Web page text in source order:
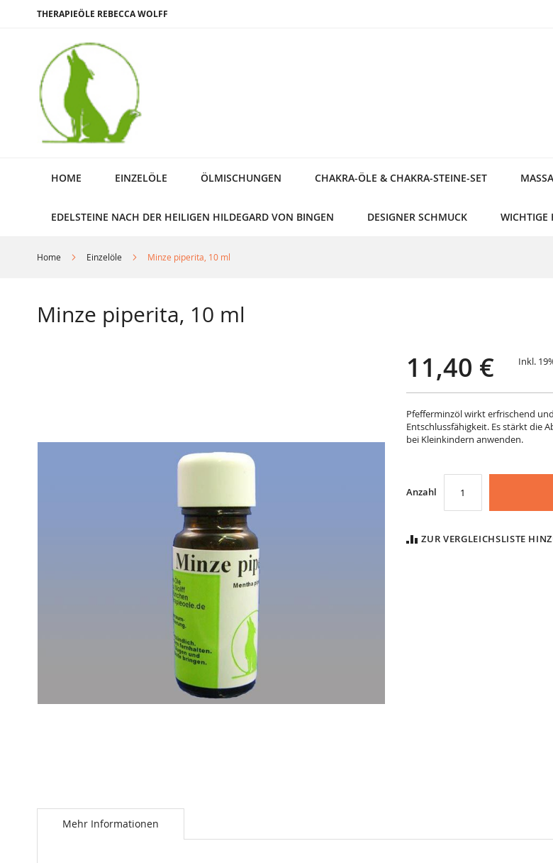
THERAPIEÖLE REBECCA WOLFF
HOME EINZELÖLE ÖLMISCHUNGEN CHAKRA-ÖLE & CHAKRA-STEINE-SET
EDELSTEINE NACH DER HEILIGEN HILDEGARD VON BINGEN DESIGNER SCHMUCK WICHTIGE
Home Einzelöle Minze piperita, 10 ml
Minze piperita, 10 ml
11,40 € Inkl.
Pfefferminzöl wirkt erfrischend
Entschlussfähigkeit. Es stärkt die
bei Kleinkindern anwenden.
Anzahl
ZUR VERGLEICHSLISTE
Mehr Informationen